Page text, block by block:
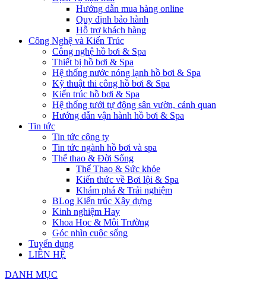
Hướng dẫn mua hàng online
Quy định bảo hành
Hỗ trợ khách hàng
Công Nghệ và Kiến Trúc
Công nghệ hồ bơi & Spa
Thiết bị hồ bơi & Spa
Hệ thống nước nóng lạnh hồ bơi & Spa
Kỹ thuật thi công hồ bơi & Spa
Kiến trúc hồ bơi & Spa
Hệ thống tưới tự động sân vườn, cảnh quan
Hướng dẫn vận hành hồ bơi & Spa
Tin tức
Tin tức công ty
Tin tức ngành hồ bơi và spa
Thể thao & Đời Sống
Thể Thao & Sức khỏe
Kiến thức về Bơi lội & Spa
Khám phá & Trải nghiệm
BLog Kiến trúc Xây dựng
Kinh nghiệm Hay
Khoa Học & Môi Trường
Góc nhìn cuộc sống
Tuyển dụng
LIÊN HỆ
DANH MỤC